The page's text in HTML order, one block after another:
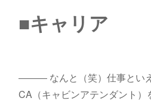
■キャリア
――― なんと（笑）仕事とい
CA（キャビンアテンダント）